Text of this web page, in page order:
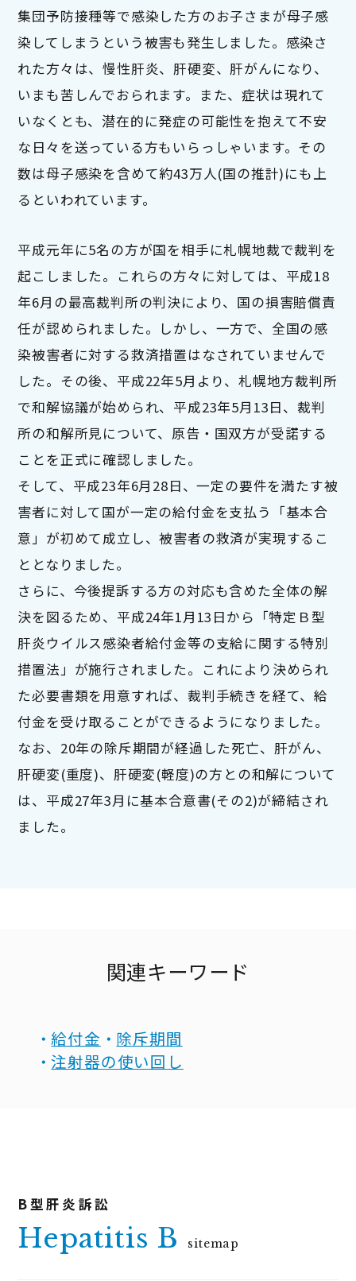
集団予防接種等で感染した方のお子さまが母子感
染してしまうという被害も発生しました。感染さ
れた方々は、慢性肝炎、肝硬変、肝がんになり、
いまも苦しんでおられます。また、症状は現れて
いなくとも、潜在的に発症の可能性を抱えて不安
な日々を送っている方もいらっしゃいます。その
数は母子感染を含めて約43万人(国の推計)にも上
るといわれています。
平成元年に5名の方が国を相手に札幌地裁で裁判を
起こしました。これらの方々に対しては、平成18
年6月の最高裁判所の判決により、国の損害賠償責
任が認められました。しかし、一方で、全国の感
染被害者に対する救済措置はなされていませんで
した。その後、平成22年5月より、札幌地方裁判所
で和解協議が始められ、平成23年5月13日、裁判
所の和解所見について、原告・国双方が受諾する
ことを正式に確認しました。
そして、平成23年6月28日、一定の要件を満たす被
害者に対して国が一定の給付金を支払う「基本合
意」が初めて成立し、被害者の救済が実現するこ
ととなりました。
さらに、今後提訴する方の対応も含めた全体の解
決を図るため、平成24年1月13日から「特定Ｂ型
肝炎ウイルス感染者給付金等の支給に関する特別
措置法」が施行されました。これにより決められ
た必要書類を用意すれば、裁判手続きを経て、給
付金を受け取ることができるようになりました。
なお、20年の除斥期間が経過した死亡、肝がん、
肝硬変(重度)、肝硬変(軽度)の方との和解について
は、平成27年3月に基本合意書(その2)が締結され
ました。
関連キーワード
給付金
除斥期間
注射器の使い回し
Hepatitis B sitemap